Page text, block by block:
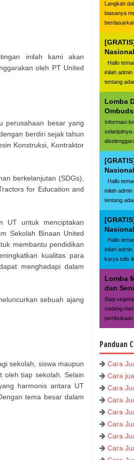
inilah kami akan
oleh PT United
perusahaan besar yang
berdiri sejak tahun
Konstruksi, Kontraktor
berkelanjutan (SDGs),
for Education and
UT untuk menciptakan
Sekolah Binaan United
membantu pendidikan
kualitas para
menghadapi dalam
sebuah ajang
sekolah, siswa maupun
oleh tiap sekolah. Selain
harmonis antara UT
tema besar dalam
Langkah
biasanya
Hallo
inilah
tentang
Lomba
Informasi
selanjutnya
Hallo
inilah
tentang
Hallo
inilah
karya tulis
Lomba
dan
Bagi
sedang
pembukaan
Panduan
Cara
Cara
Cara
Cara
Cara
Cara
Cara
Cara